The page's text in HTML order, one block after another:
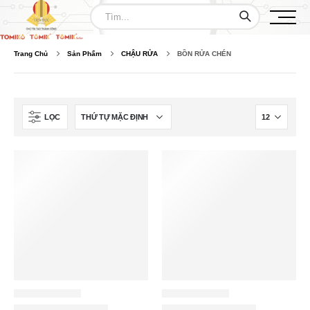
Trang Chủ Sản Phẩm CHẬU RỬA BỒN RỬA CHÉN
LỌC